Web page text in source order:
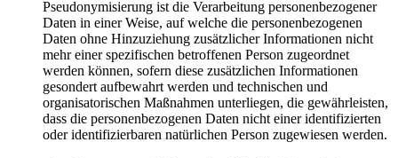
Pseudonymisierung ist die Verarbeitung personenbezogener
Daten in einer Weise, auf welche die personenbezogenen
Daten ohne Hinzuziehung zusätzlicher Informationen nicht
mehr einer spezifischen betroffenen Person zugeordnet
werden können, sofern diese zusätzlichen Informationen
gesondert aufbewahrt werden und technischen und
organisatorischen Maßnahmen unterliegen, die gewährleisten,
dass die personenbezogenen Daten nicht einer identifizierten
oder identifizierbaren natürlichen Person zugewiesen werden.